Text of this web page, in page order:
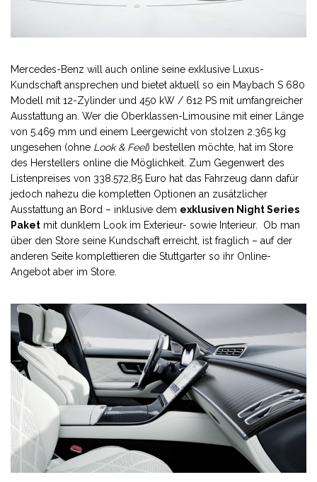
Mercedes-Benz will auch online seine exklusive Luxus-
Kundschaft ansprechen und bietet aktuell so ein Maybach S 680
Modell mit 12-Zylinder und 450 kW / 612 PS mit umfangreicher
Ausstattung an. Wer die Oberklassen-Limousine mit einer Länge
von 5.469 mm und einem Leergewicht von stolzen 2.365 kg
ungesehen (ohne Look & Feel) bestellen möchte, hat im Store
des Herstellers online die Möglichkeit. Zum Gegenwert des
Listenpreises von 338.572,85 Euro hat das Fahrzeug dann dafür
jedoch nahezu die kompletten Optionen an zusätzlicher
Ausstattung an Bord – inklusive dem exklusiven Night Series
Paket mit dunklem Look im Exterieur- sowie Interieur. Ob man
über den Store seine Kundschaft erreicht, ist fraglich – auf der
anderen Seite komplettieren die Stuttgarter so ihr Online-
Angebot aber im Store.